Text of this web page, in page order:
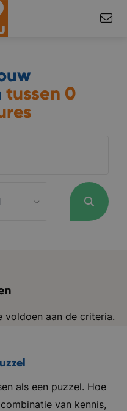
tussen 0
voldoen aan de criteria.
als een puzzel. Hoe
van kennis,